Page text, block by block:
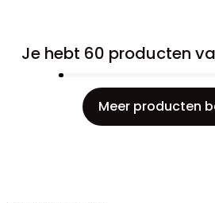
Je hebt 60 producten
Meer producten